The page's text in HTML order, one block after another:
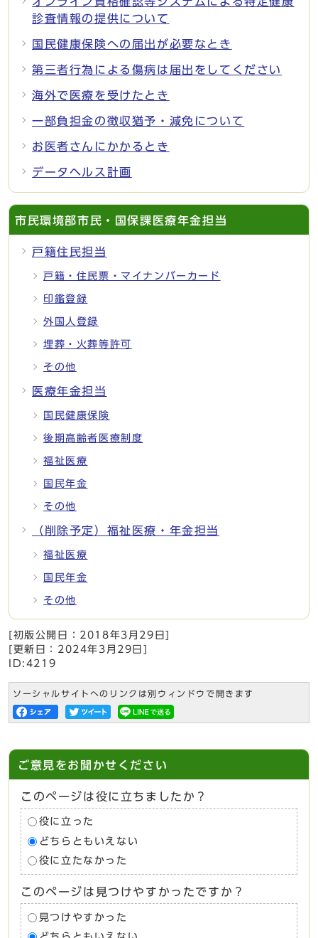
診査情報の提供について
国民健康保険への届出が必要なとき
第三者行為による傷病は届出をしてください
海外で医療を受けたとき
一部負担金の徴収猶予・減免について
お医者さんにかかるとき
データヘルス計画
市民環境部市民・国保課医療年金担当
戸籍住民担当
戸籍・住民票・マイナンバーカード
印鑑登録
外国人登録
埋葬・火葬等許可
その他
医療年金担当
国民健康保険
後期高齢者医療制度
福祉医療
国民年金
その他
（削除予定）福祉医療・年金担当
福祉医療
国民年金
その他
[初版公開日： 2018年3月29日
[更新日： 2024年3月29日
ID:4219
ソーシャルサイトへのリンクは別ウィンドウで開きます
ご意見をお聞かせください
このページは役に立ちましたか？
役に立った
どちらともいえない
役に立たなかった
このページは見つけやすかったですか？
見つけやすかった